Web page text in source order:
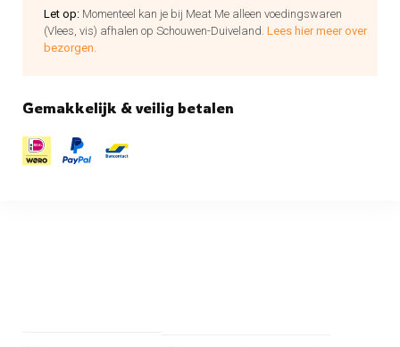
Let op: Momenteel kan je bij Meat Me alleen voedingswaren
(Vlees, vis) afhalen op Schouwen-Duiveland. Lees hier meer over
bezorgen.
Gemakkelijk & veilig betalen